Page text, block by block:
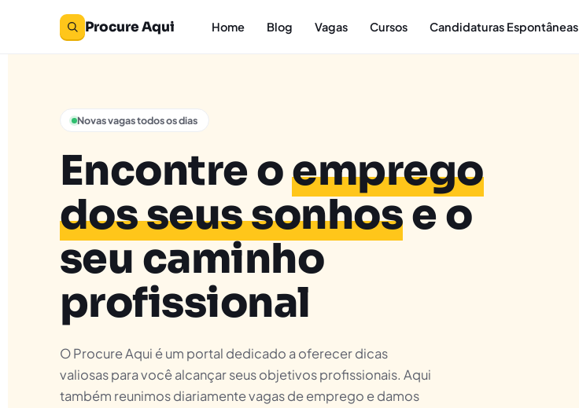
Procure Aqui Home Blog Vagas Cursos Candidaturas Espontâneas
Novas vagas todos os dias
Encontre oemprego
dos seus sonhose o
seu caminho
profissional
O Procure Aqui é um portal dedicado a oferecer dicas
valiosas para você alcançar seus objetivos profissionais. Aqui
também reunimos diariamente vagas de emprego e damos